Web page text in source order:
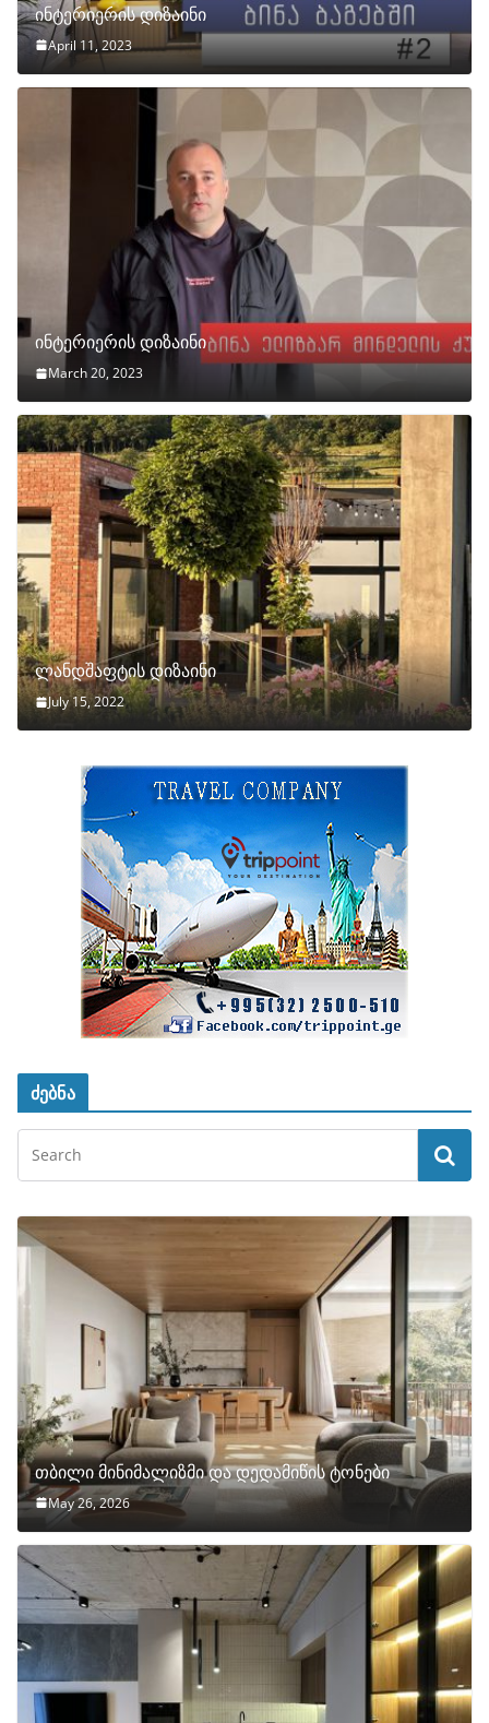
ინტერიერის დიზაინი
April 11, 2023
ინტერიერის დიზაინი
March 20, 2023
ლანდშაფტის დიზაინი
July 15, 2022
ძებნა
თბილი მინიმალიზმი და დედამიწის ტონები
May 26, 2026